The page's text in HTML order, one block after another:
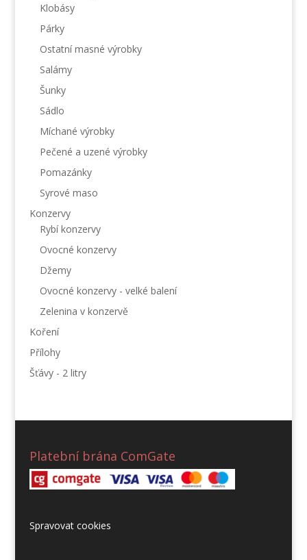
Klobásy
Párky
Ostatní masné výrobky
Salámy
Šunky
Sádlo
Míchané výrobky
Pečené a uzené výrobky
Pomazánky
Syrové maso
Konzervy
Rybí konzervy
Ovocné konzervy
Džemy
Ovocné konzervy - velké balení
Zelenina v konzervě
Koření
Přílohy
Šťávy - 2 litry
Platební brána ComGate
Spravovat cookies